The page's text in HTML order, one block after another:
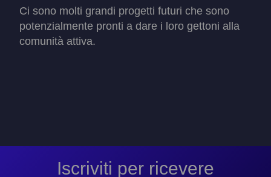
Ci sono molti grandi progetti futuri che sono
potenzialmente pronti a dare i loro gettoni alla
comunità attiva.
Iscriviti per ricevere